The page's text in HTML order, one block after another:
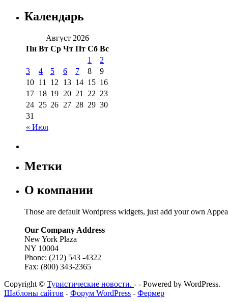
Календарь
Август 2026
Пн Вт Ср Чт Пт Сб Вс
« Июл
1
2
3
4 5 6 7 8
9
10 11 12 13 14 15 16
17 18 19 20 21 22 23
24 25 26 27 28 29 30
31
Метки
О компании
Those are default Wordpress widgets, just add your own
Our Company Address
New York Plaza
NY 10004
Phone: (212) 543 -4322
Fax: (800) 343-2365
Copyright © Туристические новости. - - Powered by WordPress.
Шаблоны сайтов - Форум WordPress - Фермер